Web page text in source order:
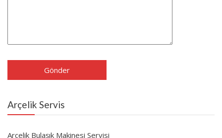
Arçelik Servis
Arçelik Bulaşık Makinesi Servisi